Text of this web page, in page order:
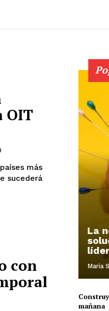
OIT
más
sucederá
con
La
Maria
mañana